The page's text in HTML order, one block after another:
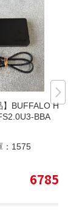
】BUFFALO HD
BBA
1575
6785